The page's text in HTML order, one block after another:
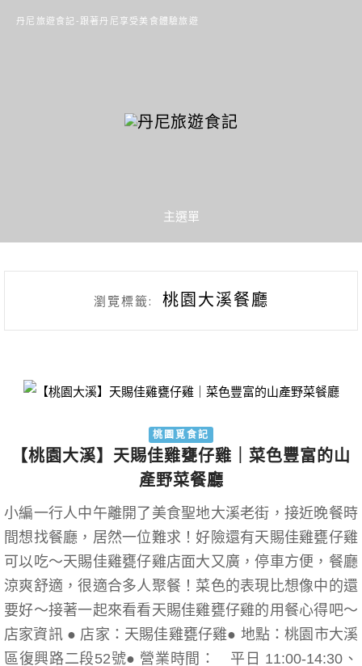
丹尼旅遊食記-跟著丹尼享受美食體驗旅遊
主選單
瀏覽標籤: 桃園大溪餐廳
桃園覓食記
【桃園大溪】天賜佳雞甕仔雞｜菜色豐富的山
產野菜餐廳
小編一行人中午離開了美食聖地大溪老街，接近晚餐時
間想找餐廳，居然一位難求！好險還有天賜佳雞甕仔雞
可以吃～天賜佳雞甕仔雞店面大又廣，停車方便，餐廳
涼爽舒適，很適合多人聚餐！菜色的表現比想像中的還
要好～接著一起來看看天賜佳雞甕仔雞的用餐心得吧～
店家資訊 ● 店家：天賜佳雞甕仔雞● 地點：桃園市大溪
區復興路二段52號● 營業時間： 平日 11:00-14:30、